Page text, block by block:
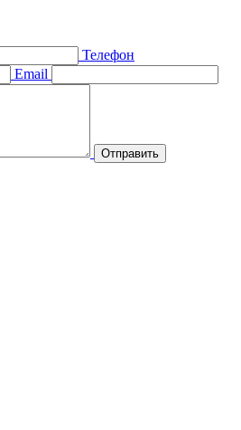
Телефон
Email
Отправить